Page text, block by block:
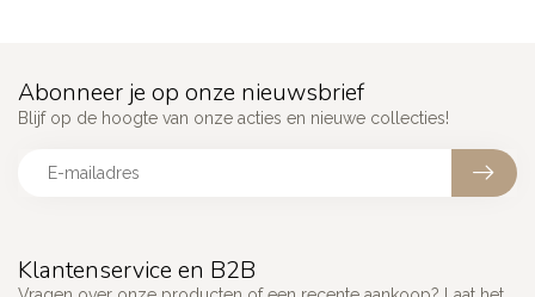
Klantenservice en B2B
Abonneer je op onze nieuwsbrief
Blijf op de hoogte van onze acties en nieuwe collecties!